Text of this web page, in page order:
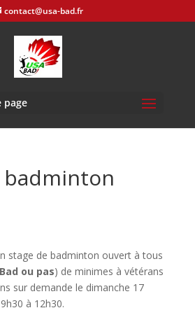
contact@usa-bad.fr
page
badminton
stage de badminton ouvert à tous
ou pas) de minimes à vétérans
sur demande le dimanche 17
à 12h30.